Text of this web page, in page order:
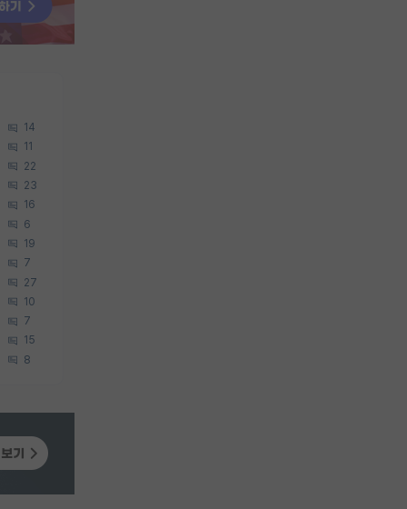
14
11
22
23
16
6
19
7
27
10
7
15
8